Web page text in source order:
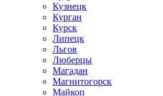
Кузнецк
Курган
Курск
Липецк
Льгов
Люберцы
Магадан
Магнитогорск
Майкоп